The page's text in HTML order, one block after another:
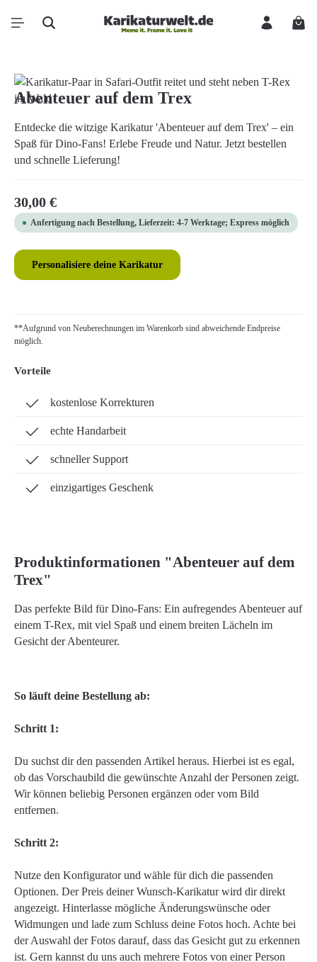
Zum Hauptinhalt springen
Bildergalerie überspringen
Abenteuer auf dem Trex
Entdecke die witzige Karikatur 'Abenteuer auf dem Trex' – ein
Spaß für Dino-Fans! Erlebe Freude und Natur. Jetzt bestellen
und schnelle Lieferung!
Regulärer Preis:
30,00 €
Anfertigung nach Bestellung, Lieferzeit: 4-7 Werktage; Express möglich
Personalisiere deine Karikatur
**Aufgrund von Neuberechnungen im Warenkorb sind abweichende Endpreise
möglich.
Vorteile
kostenlose Korrekturen
echte Handarbeit
schneller Support
einzigartiges Geschenk
Produktinformationen "Abenteuer auf dem
Trex"
Das perfekte Bild für Dino-Fans: Ein aufregendes Abenteuer auf
einem T-Rex, mit viel Spaß und einem breiten Lächeln im
Gesicht der Abenteurer.
So läuft deine Bestellung ab:
Schritt 1:
Du suchst dir den passenden Artikel heraus. Hierbei ist es egal,
ob das Vorschaubild die gewünschte Anzahl der Personen zeigt.
Wir können beliebig Personen ergänzen oder vom Bild
entfernen.
Schritt 2:
Nutze den Konfigurator und wähle für dich die passenden
Optionen. Der Preis deiner Wunsch-Karikatur wird dir direkt
angezeigt. Hinterlasse mögliche Änderungswünsche oder
Widmungen und lade zum Schluss deine Fotos hoch. Achte bei
der Auswahl der Fotos darauf, dass das Gesicht gut zu erkennen
ist. Gern kannst du uns auch mehrere Fotos von einer Person